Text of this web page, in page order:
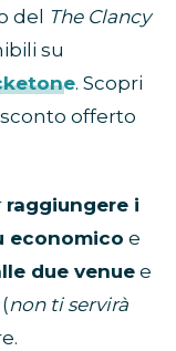
del
The Clancy
su
. Scopri
offerto
raggiungere i
economico e
due venue e
non ti servirà